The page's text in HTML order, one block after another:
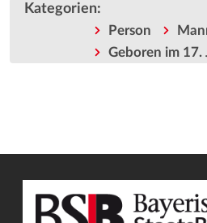
Kategorien:
Person
Geboren im 17.